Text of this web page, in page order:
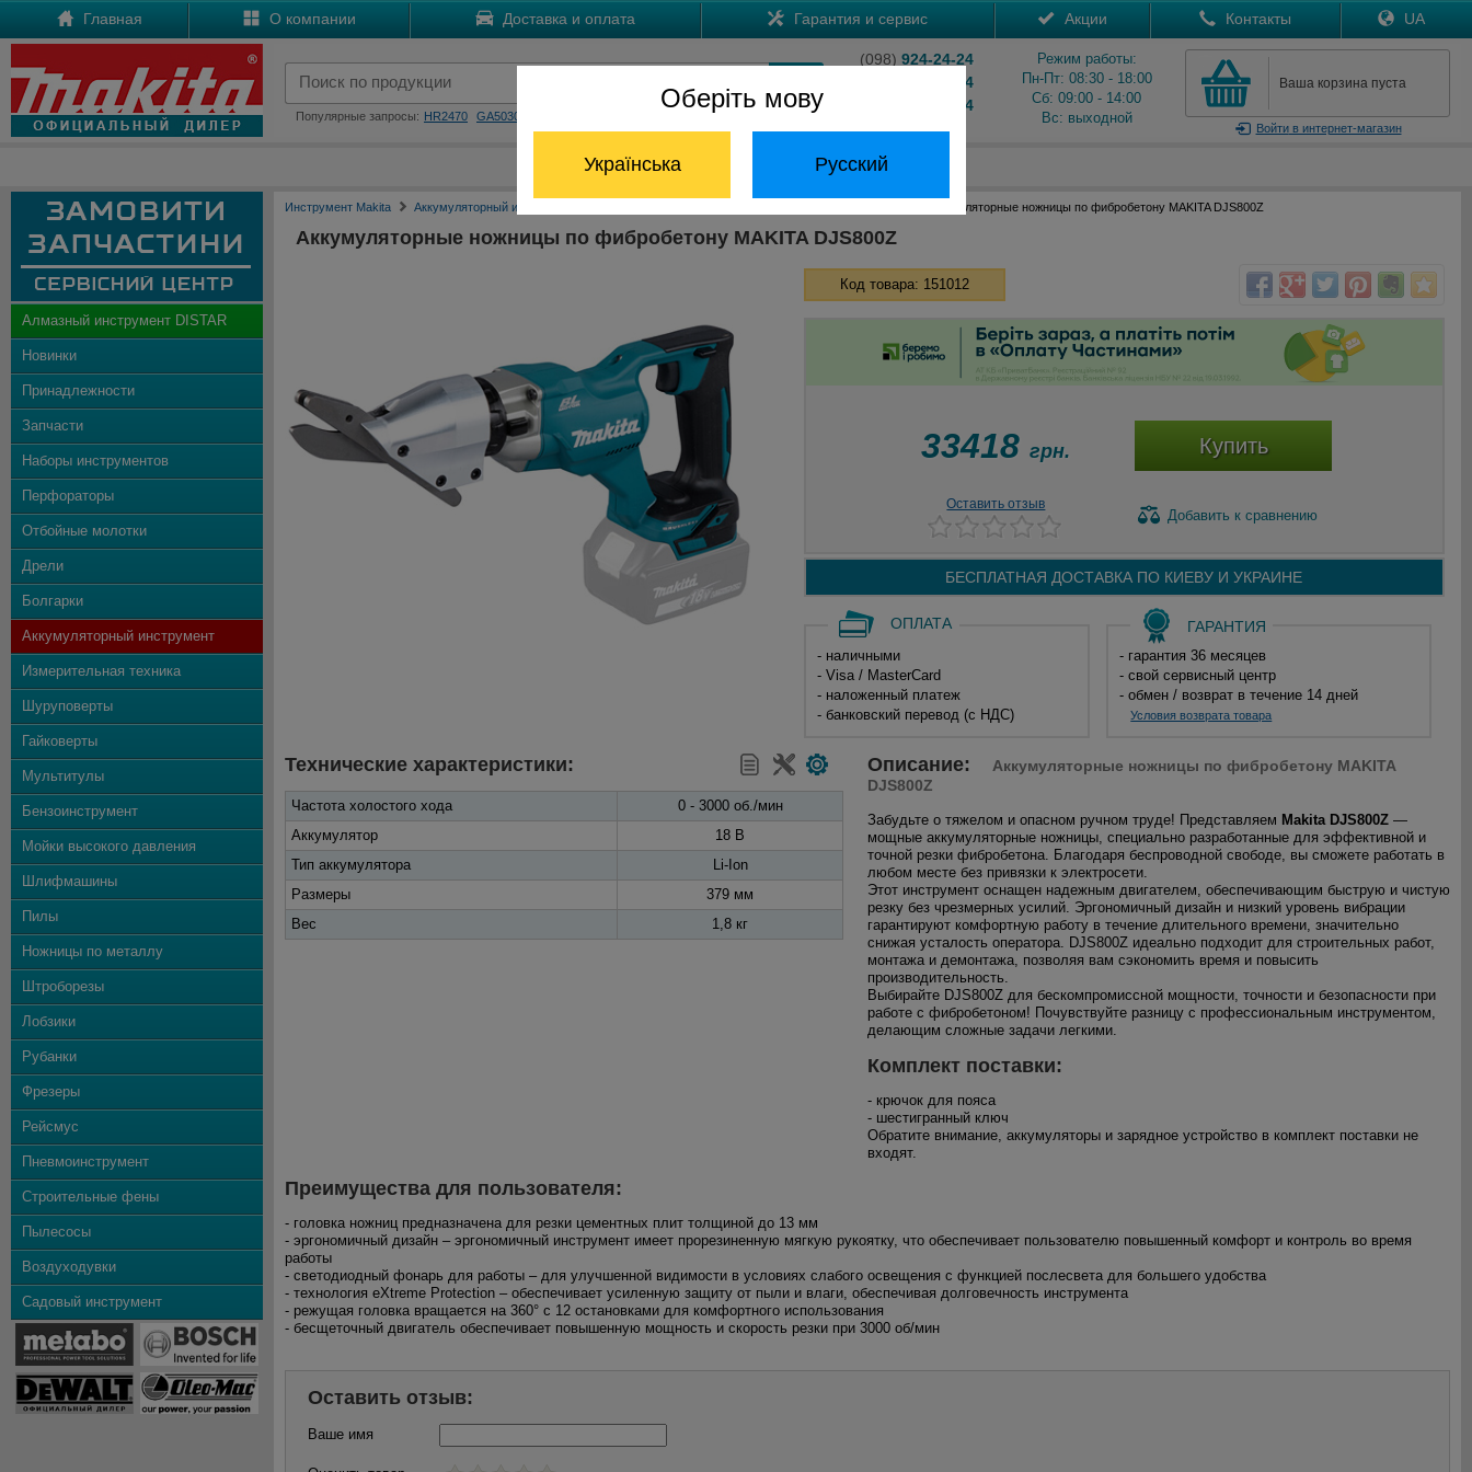
Оберіть мову
Українська Русский
Главная О компании Доставка и оплата Гарантия и сервис Акции Контакты UA
Популярные запросы: HR2470 GA5030
(098) 924-24-24
204-24-24
824-24-24
Режим работы:
Пн-Пт: 08:30 - 18:00
Сб: 09:00 - 14:00
Вс: выходной
Ваша корзина пуста
Войтив интернет-магазин
Отдел запчастей: (068) 824-24-24
Алмазный инструмент DISTAR
Новинки
Принадлежности
Запчасти
Наборы инструментов
Перфораторы
Отбойные молотки
Дрели
Болгарки
Аккумуляторный инструмент
Измерительная техника
Шуруповерты
Гайковерты
Мультитулы
Бензоинструмент
Мойки высокого давления
Шлифмашины
Пилы
Ножницы по металлу
Штроборезы
Лобзики
Рубанки
Фрезеры
Рейсмус
Пневмоинструмент
Строительные фены
Пылесосы
Воздуходувки
Садовый инструмент
Инструмент Makita Аккумуляторный инструмент Макита Аккумуляторные ножницы по фибробетону MAKITA DJS800Z
Аккумуляторные ножницы по фибробетону MAKITA DJS800Z
Код товара: 151012
33418грн. Купить
Оставить отзыв
Добавить к сравнению
БЕСПЛАТНАЯ ДОСТАВКА ПО КИЕВУ И УКРАИНЕ
ОПЛАТА
- наличными
- Visa / MasterCard
- наложенный платеж
- банковский перевод (с НДС)
ГАРАНТИЯ
- гарантия 36 месяцев
- свой сервисный центр
- обмен / возврат в течение 14 дней
Условия возврата товара
Технические характеристики:
Частота холостого хода
0 - 3000 об./мин
Аккумулятор
18 В
Тип аккумулятора
Li-Ion
Размеры
379 мм
Вес
1,8 кг
Описание:
Аккумуляторные ножницы по фибробетону MAKITA
DJS800Z
Забудьте о тяжелом и опасном ручном труде! Представляем Makita DJS800Z —
мощные аккумуляторные ножницы, специально разработанные для эффективной и
точной резки фибробетона. Благодаря беспроводной свободе, вы сможете работать в
любом месте без привязки к электросети.
Этот инструмент оснащен надежным двигателем, обеспечивающим быструю и чистую
резку без чрезмерных усилий. Эргономичный дизайн и низкий уровень вибрации
гарантируют комфортную работу в течение длительного времени, значительно
снижая усталость оператора. DJS800Z идеально подходит для строительных работ,
монтажа и демонтажа, позволяя вам сэкономить время и повысить
производительность.
Выбирайте DJS800Z для бескомпромиссной мощности, точности и безопасности при
работе с фибробетоном! Почувствуйте разницу с профессиональным инструментом,
делающим сложные задачи легкими.
Комплект поставки:
- крючок для пояса
- шестигранный ключ
Обратите внимание, аккумуляторы и зарядное устройство в комплект поставки не
входят.
Преимущества для пользователя:
- головка ножниц предназначена для резки цементных плит толщиной до 13 мм
- эргономичный дизайн – эргономичный инструмент имеет прорезиненную мягкую рукоятку, что обеспечивает пользователю повышенный комфорт и контроль во время
работы
- светодиодный фонарь для работы – для улучшенной видимости в условиях слабого освещения с функцией послесвета для большего удобства
- технология eXtreme Protection – обеспечивает усиленную защиту от пыли и влаги, обеспечивая долговечность инструмента
- режущая головка вращается на 360° с 12 остановками для комфортного использования
- бесщеточный двигатель обеспечивает повышенную мощность и скорость резки при 3000 об/мин
Оставить отзыв:
Ваше имя